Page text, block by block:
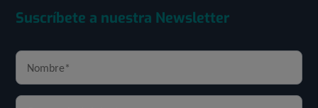
Suscríbete a nuestra Newsletter